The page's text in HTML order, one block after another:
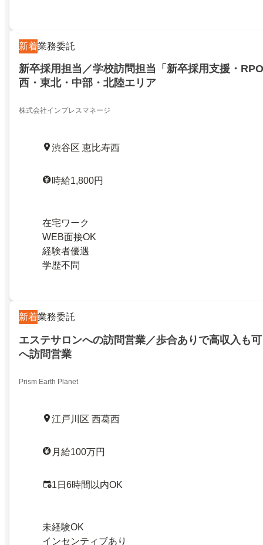
新着業務委託
新卒採用担当／学校訪問担当「新卒採用支援・
西・東北・中部・北陸エリア
株式会社インプレスマネージ
渋谷区 恵比寿西
時給1,800円
在宅ワーク
WEB面接OK
経験者優遇
学歴不問
新着業務委託
エステサロンへの訪問営業／歩合ありで高収入も
へ訪問営業
Prism Earth Planet
江戸川区 西葛西
月給100万円
1日6時間以内OK
未経験OK
インセンティブあり